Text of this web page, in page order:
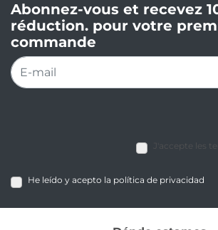
Abonnez-vous et recevez
réduction. pour votre
commande
J'accepte les
He leído y acepto la política de privacidad